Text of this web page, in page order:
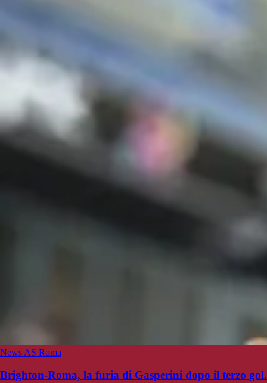
News AS Roma
Brighton-Roma, la furia di Gasperini dopo il terzo gol.